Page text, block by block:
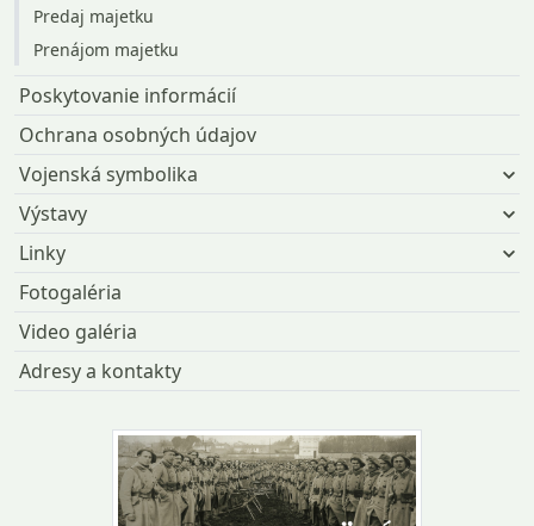
Predaj majetku
Prenájom majetku
Poskytovanie informácií
Ochrana osobných údajov
Vojenská symbolika
Výstavy
Linky
Fotogaléria
Video galéria
Adresy a kontakty